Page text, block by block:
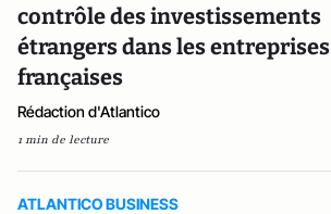
contrôle des investissements
étrangers dans les entreprises
françaises
Rédaction d'Atlantico
1 min de lecture
ATLANTICO BUSINESS